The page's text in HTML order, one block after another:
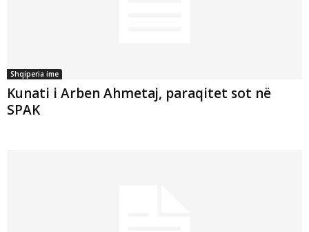
Shqiperia ime
Kunati i Arben Ahmetaj, paraqitet sot në
SPAK